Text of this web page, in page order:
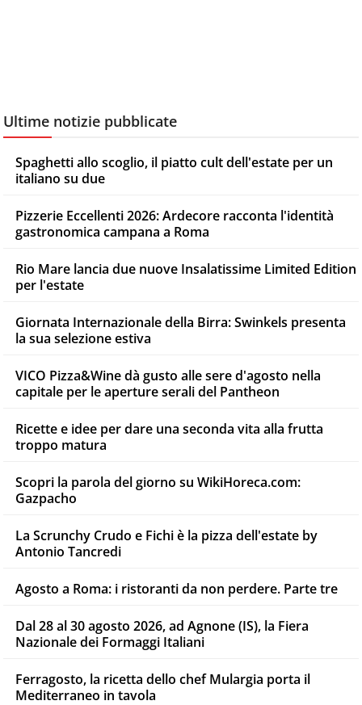
Ultime notizie pubblicate
Spaghetti allo scoglio, il piatto cult dell'estate per un
italiano su due
Pizzerie Eccellenti 2026: Ardecore racconta l'identità
gastronomica campana a Roma
Rio Mare lancia due nuove Insalatissime Limited Edition
per l'estate
Giornata Internazionale della Birra: Swinkels presenta
la sua selezione estiva
VICO Pizza&Wine dà gusto alle sere d'agosto nella
capitale per le aperture serali del Pantheon
Ricette e idee per dare una seconda vita alla frutta
troppo matura
Scopri la parola del giorno su WikiHoreca.com:
Gazpacho
La Scrunchy Crudo e Fichi è la pizza dell'estate by
Antonio Tancredi
Agosto a Roma: i ristoranti da non perdere. Parte tre
Dal 28 al 30 agosto 2026, ad Agnone (IS), la Fiera
Nazionale dei Formaggi Italiani
Ferragosto, la ricetta dello chef Mulargia porta il
Mediterraneo in tavola